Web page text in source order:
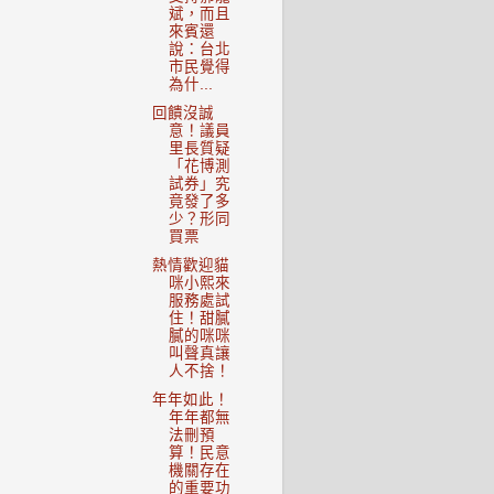
斌，而且
來賓還
說：台北
市民覺得
為什...
回饋沒誠
意！議員
里長質疑
「花博測
試券」究
竟發了多
少？形同
買票
熱情歡迎貓
咪小熙來
服務處試
住！甜膩
膩的咪咪
叫聲真讓
人不捨！
年年如此！
年年都無
法刪預
算！民意
機關存在
的重要功